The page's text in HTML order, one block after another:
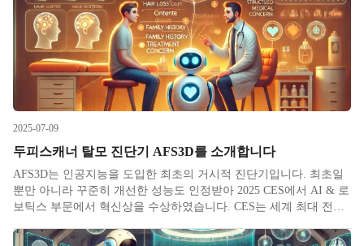
2025-07-09
두피스캐너 탈모 진단기 AFS3D를 소개합니다
AFS3D는 인공지능을 도입한 최초의 거시적 진단기입니다. 최초일
뿐만 아니라 꾸준히 개선한 성능도 인정받아 2025 CES에서 AI & 로
보틱스 부문에서 혁신상을 수상하였습니다. CES는 세계 최대 전자
기준으로 다양한 분야에서 CES 혁신상을 선정합니다. 아